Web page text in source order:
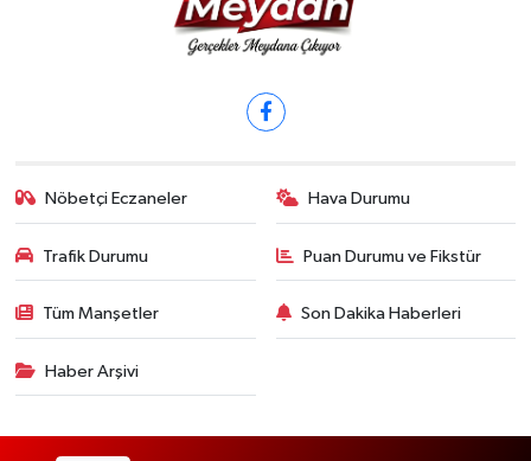
Nöbetçi Eczaneler Hava Durumu
Trafik Durumu Puan Durumu ve Fikstür
Tüm Manşetler Son Dakika Haberleri
Haber Arşivi